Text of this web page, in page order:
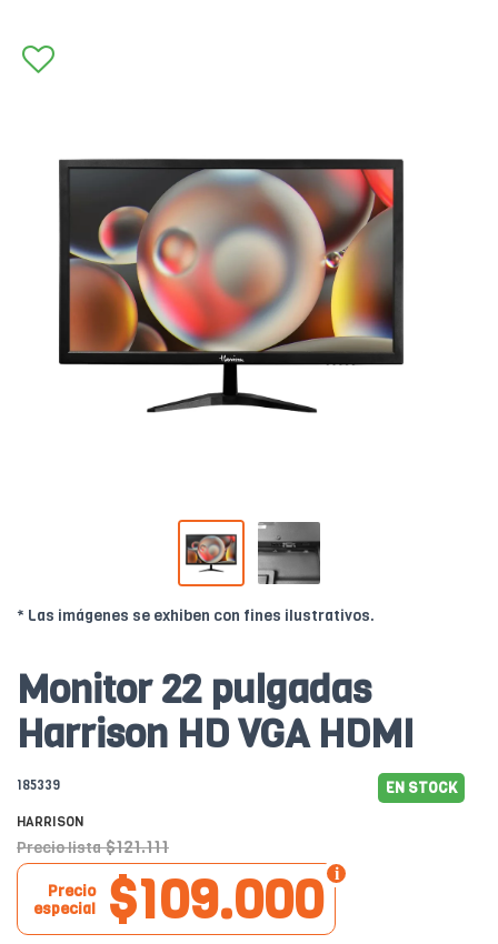
* Las imágenes se exhiben con fines ilustrativos.
Monitor 22 pulgadas
Harrison HD VGA HDMI
185339 EN STOCK
HARRISON
Precio lista $121.111
$109.000
Precio
especial